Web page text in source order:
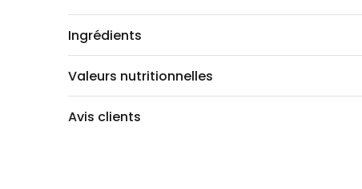
Ingrédients
Valeurs nutritionnelles
Avis clients